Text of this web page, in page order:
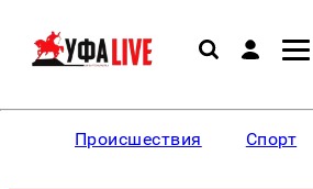
Происшествия Спорт